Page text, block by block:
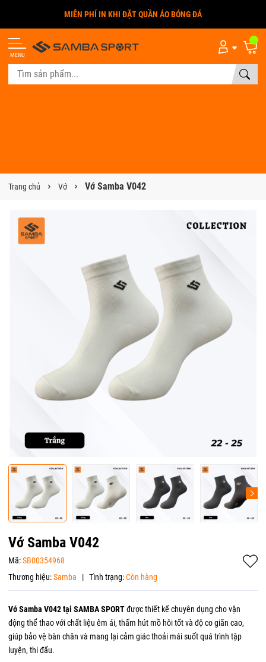
MIỄN PHÍ IN KHI ĐẶT QUẦN ÁO BÓNG ĐÁ
MENU
Trang chủ Vớ Vớ Samba V042
Vớ Samba V042
Mã:SB00354968
Thương hiệu:Samba | Tình trạng:Còn hàng
Vớ Samba V042 tại SAMBA SPORTđược thiết kế chuyên dụng cho vận
động thể thao với chất liệu êm ái, thấm hút mồ hôi tốt và độ co giãn cao,
giúp bảo vệ bàn chân và mang lại cảm giác thoải mái suốt quá trình tập
luyện, thi đấu.